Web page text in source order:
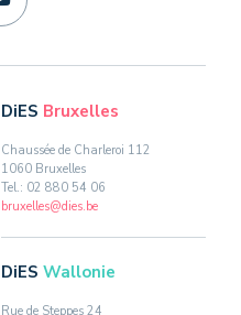
DiES Bruxelles
Chaussée de Charleroi 112
1060 Bruxelles
Tel.: 02 880 54 06
bruxelles@dies.be
DiES Wallonie
Rue de Steppes 24